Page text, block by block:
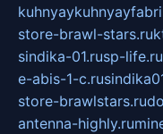
store-brawl-stars.ru
sindika-01.rusp-life.ru
e-abis-1-c.ru
store-brawlstars.ru
antenna-highly.ru